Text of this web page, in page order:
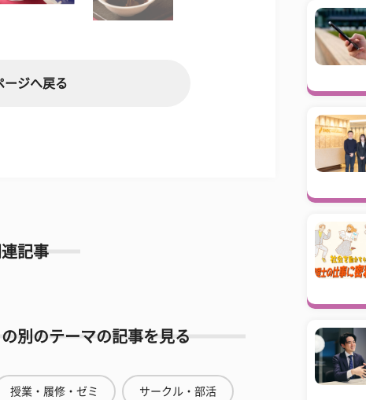
ージへ戻る
連記事
別のテーマの記事を見る
授業・履修・ゼミ サークル・部活